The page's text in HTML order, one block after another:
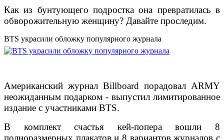
Как из бунтующего подростка она превратилась в
обворожительную женщину? Давайте проследим.
BTS украсили обложку популярного журнала
Американский журнал Billboard порадовал ARMY
неожиданным подарком - выпустил лимитированное
издание с участниками BTS.
В комплект счастья кей-попера вошли 8